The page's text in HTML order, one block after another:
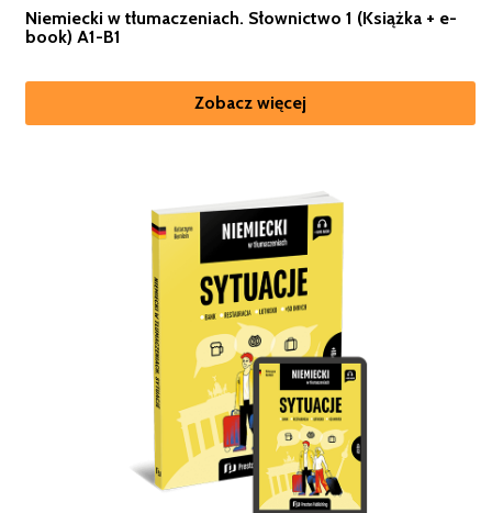
Niemiecki w tłumaczeniach. Słownictwo 1 (Książka + e-
book) A1-B1
Zobacz więcej